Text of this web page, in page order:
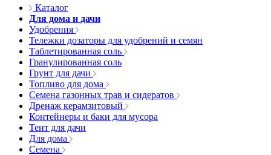
Каталог
Для дома и дачи
Удобрения
Тележки дозаторы для удобрений и семян
Таблетированная соль
Гранулированная соль
Грунт для дачи
Топливо для дома
Семена газонных трав и сидератов
Дренаж керамзитовый
Контейнеры и баки для мусора
Тент для дачи
Для дома
Семена